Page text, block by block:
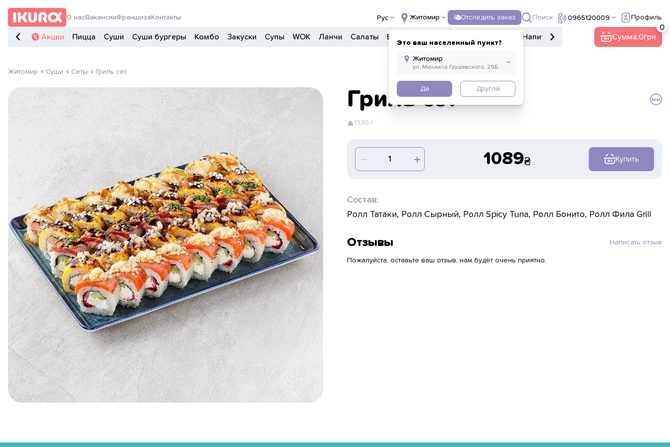
О насВакансииФраншиза Контакты Рус Житомир
Это ваш населенный пункт?
Да Другой
Отследить заказ Поиск 0965120009 Профиль
Акции Пицца Суши Суши бургеры Комбо Закуски Супы WOK Ланчи Салаты Боулы Напитки Сумма:0
Житомир Суши Сеты Гриль сет
Гриль сет
1330 г
1089 Купить
Состав:
Ролл Татаки, Ролл Сырный, Ролл Spicy Tuna, Ролл Бонито, Ролл Фила Grill
Отзывы Написать отзыв
Пожалуйста, оставьте ваш отзыв, нам будет очень приятно.